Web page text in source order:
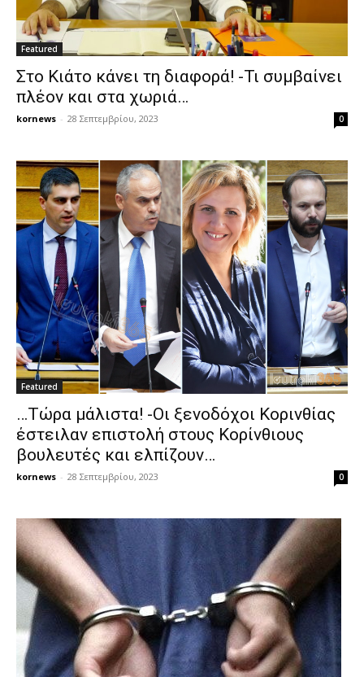
Featured
Στο Κιάτο κάνει τη διαφορά! -Τι συμβαίνει
πλέον και στα χωριά…
kornews - 28 Σεπτεμβρίου, 2023 0
Featured
…Τώρα μάλιστα! -Οι ξενοδόχοι Κορινθίας
έστειλαν επιστολή στους Κορίνθιους
βουλευτές και ελπίζουν…
kornews - 28 Σεπτεμβρίου, 2023 0